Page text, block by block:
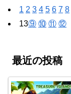
1 2 3 4 5 6 7 8
13⑨ ⑩ ⑪ ⑫
最近の投稿